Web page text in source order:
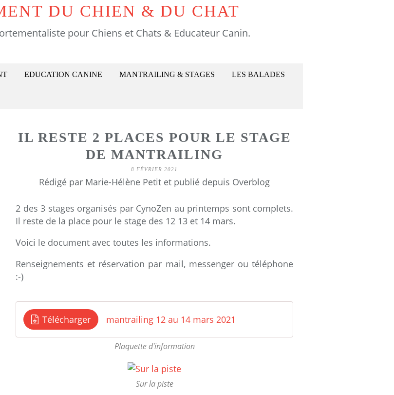
DU CHIEN & DU CHAT
pour Chiens et Chats & Educateur Canin.
EDUCATION CANINE MANTRAILING & STAGES LES BALADES
IL RESTE 2 PLACES POUR LE STAGE
DE MANTRAILING
8 FÉVRIER 2021
Rédigé par Marie-Hélène Petit et publié depuis Overblog
2 des 3 stages organisés par CynoZen au printemps sont complets.
Il reste de la place pour le stage des 12 13 et 14 mars.
Voici le document avec toutes les informations.
Renseignements et réservation par mail, messenger ou téléphone
:-)
Télécharger mantrailing 12 au 14 mars 2021
Plaquette d'information
Sur la piste